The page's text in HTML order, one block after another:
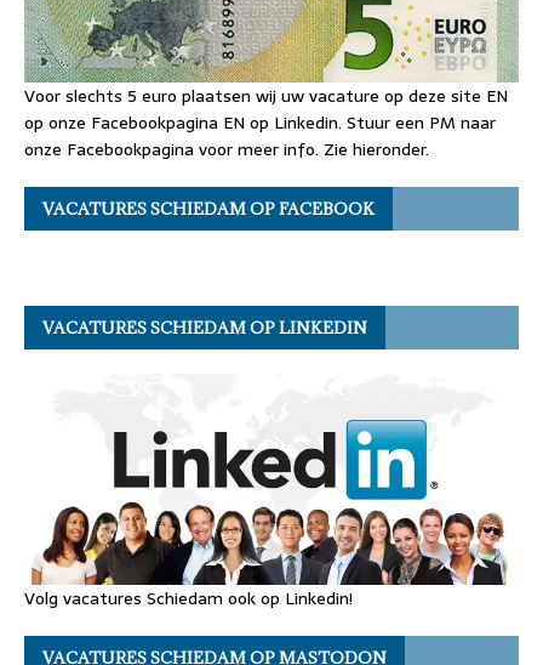
Voor slechts 5 euro plaatsen wij uw vacature op deze site EN
op onze Facebookpagina EN op Linkedin. Stuur een PM naar
onze Facebookpagina voor meer info. Zie hieronder.
VACATURES SCHIEDAM OP FACEBOOK
VACATURES SCHIEDAM OP LINKEDIN
Volg vacatures Schiedam ook op Linkedin!
VACATURES SCHIEDAM OP MASTODON